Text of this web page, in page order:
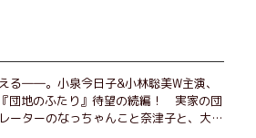
る――。小泉今日子&小林聡美W主演、
団地のふたり』待望の続編！ 実家の団
ーターのなっちゃんこと奈津子と、大学